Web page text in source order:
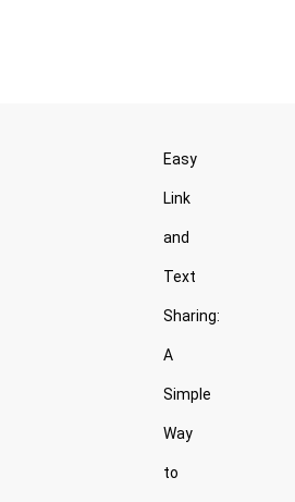
Easy
Link
and
Text
Sharing:
A
Simple
Way
to